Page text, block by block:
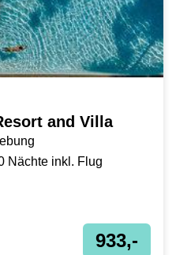
and Villa
Nächte inkl. Flug
933,-